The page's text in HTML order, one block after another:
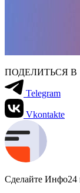
ПОДЕЛИТЬСЯ В
Telegram
Vkontakte
Сделайте Инфо24